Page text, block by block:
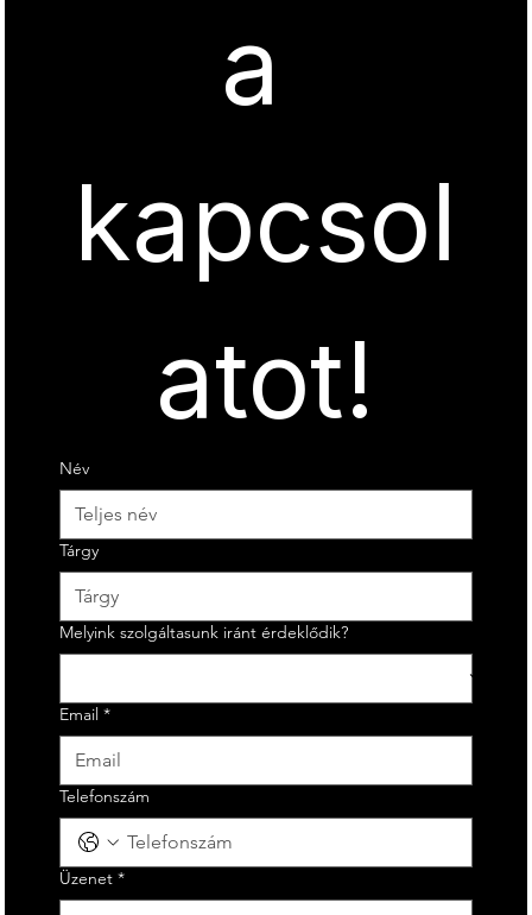
a
kapcsol
atot!
Név
Tárgy
Melyink szolgáltasunk iránt érdeklődik?
Email *
Telefonszám
Üzenet *